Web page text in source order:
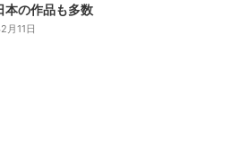
本の作品も多数
月11日